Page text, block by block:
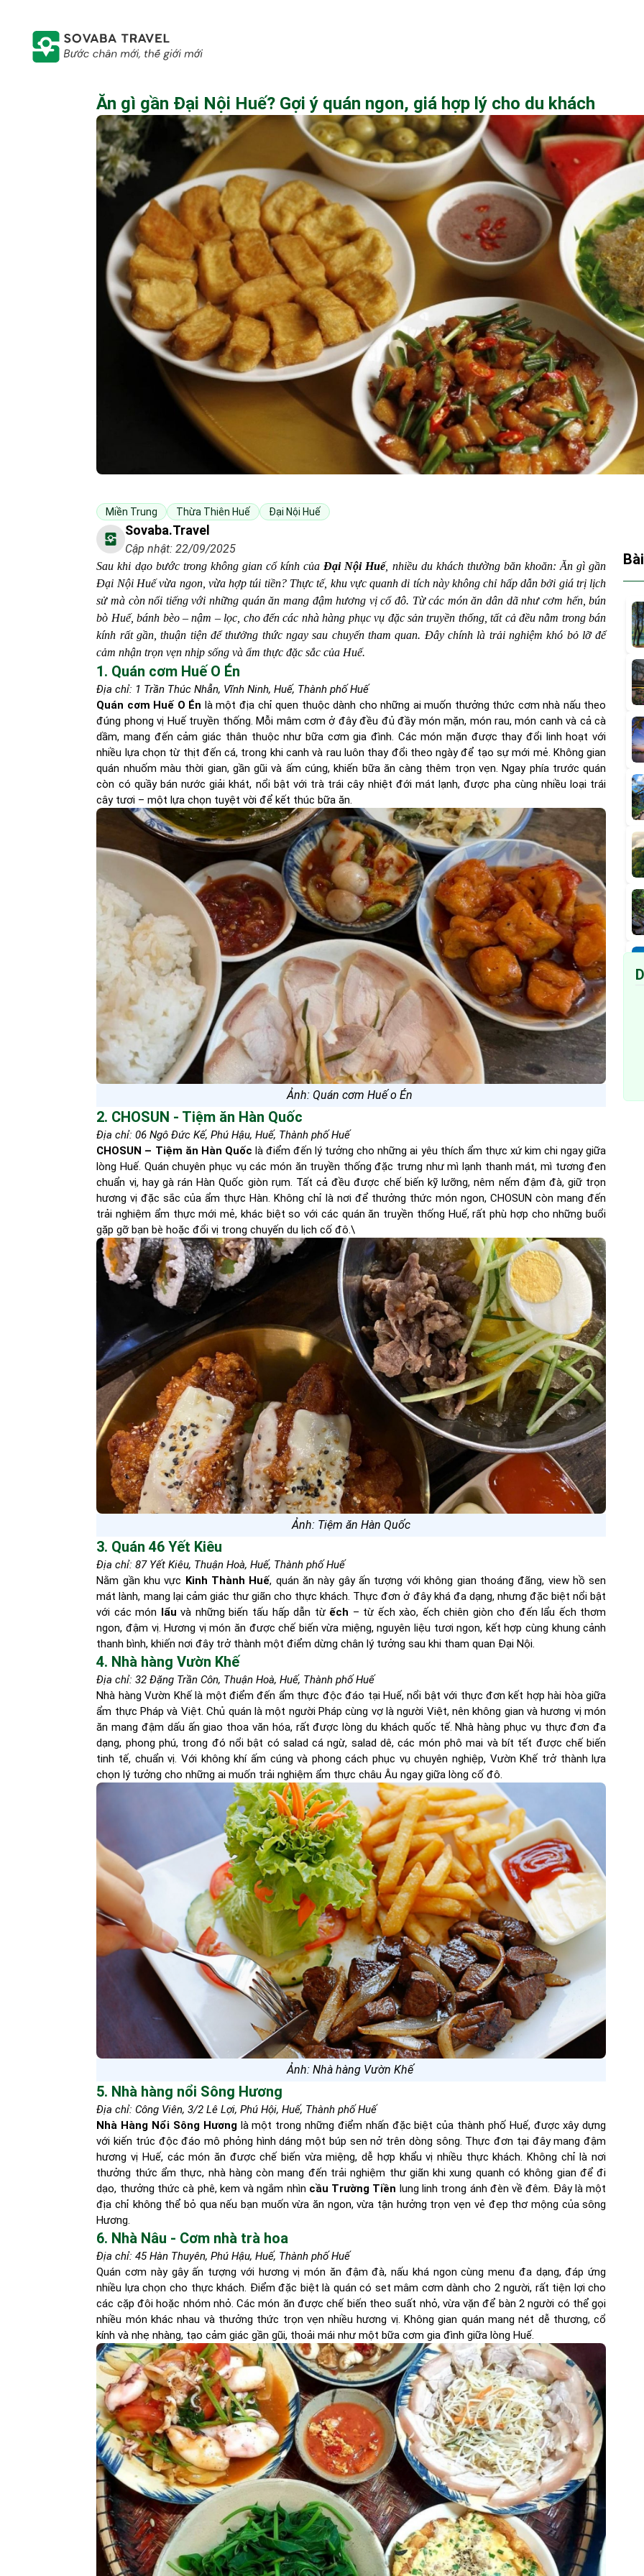
Ăn gì gần Đại Nội Huế? Gợi ý quán ngon, giá hợp lý cho du khách
Miền Trung Thừa Thiên Huế Đại Nội Huế
Sovaba.travel
Cập nhật: 22/09/2025
Sau khi dạo bước trong không gian cổ kính củaĐại Nội Huế, nhiều du khách thường băn khoăn:Ăn gì gần
Đại Nội Huế vừa ngon, vừa hợp túi tiền?Thực tế, khu vực quanh di tích này không chỉ hấp dẫn bởi giá trị lịch
sử mà còn nổi tiếng với những quán ăn mang đậm hương vị cố đô. Từ các món ăn dân dã như cơm hến, bún
bò Huế, bánh bèo – nậm – lọc, cho đến các nhà hàng phục vụ đặc sản truyền thống, tất cả đều nằm trong bán
kính rất gần, thuận tiện để thưởng thức ngay sau chuyến tham quan. Đây chính là trải nghiệm khó bỏ lỡ để
cảm nhận trọn vẹn nhịp sống và ẩm thực đặc sắc của Huế.
1. Quán cơm Huế O Én
Địa chỉ: 1 Trần Thúc Nhẫn, Vĩnh Ninh, Huế, Thành phố Huế
Quán cơm Huế O Én là một địa chỉ quen thuộc dành cho những ai muốn thưởng thức cơm nhà nấu theo
đúng phong vị Huế truyền thống. Mỗi mâm cơm ở đây đều đủ đầy món mặn, món rau, món canh và cả cà
dầm, mang đến cảm giác thân thuộc như bữa cơm gia đình. Các món mặn được thay đổi linh hoạt với
nhiều lựa chọn từ thịt đến cá, trong khi canh và rau luôn thay đổi theo ngày để tạo sự mới mẻ. Không gian
quán nhuốm màu thời gian, gần gũi và ấm cúng, khiến bữa ăn càng thêm trọn vẹn. Ngay phía trước quán
còn có quầy bán nước giải khát, nổi bật với trà trái cây nhiệt đới mát lạnh, được pha cùng nhiều loại trái
cây tươi – một lựa chọn tuyệt vời để kết thúc bữa ăn.
Ảnh: Quán cơm Huế o Én
2. CHOSUN - Tiệm ăn Hàn Quốc
Địa chỉ: 06 Ngô Đức Kế, Phú Hậu, Huế, Thành phố Huế
CHOSUN – Tiệm ăn Hàn Quốc là điểm đến lý tưởng cho những ai yêu thích ẩm thực xứ kim chi ngay giữa
lòng Huế. Quán chuyên phục vụ các món ăn truyền thống đặc trưng như mì lạnh thanh mát, mì tương đen
chuẩn vị, hay gà rán Hàn Quốc giòn rụm. Tất cả đều được chế biến kỹ lưỡng, nêm nếm đậm đà, giữ trọn
hương vị đặc sắc của ẩm thực Hàn. Không chỉ là nơi để thưởng thức món ngon, CHOSUN còn mang đến
trải nghiệm ẩm thực mới mẻ, khác biệt so với các quán ăn truyền thống Huế, rất phù hợp cho những buổi
gặp gỡ bạn bè hoặc đổi vị trong chuyến du lịch cố đô.\
Ảnh: Tiệm ăn Hàn Quốc
3. Quán 46 Yết Kiêu
Địa chỉ: 87 Yết Kiêu, Thuận Hoà, Huế, Thành phố Huế
Nằm gần khu vực Kinh Thành Huế, quán ăn này gây ấn tượng với không gian thoáng đãng, view hồ sen
mát lành, mang lại cảm giác thư giãn cho thực khách. Thực đơn ở đây khá đa dạng, nhưng đặc biệt nổi bật
với các món lẩu và những biến tấu hấp dẫn từ ếch – từ ếch xào, ếch chiên giòn cho đến lẩu ếch thơm
ngon, đậm vị. Hương vị món ăn được chế biến vừa miệng, nguyên liệu tươi ngon, kết hợp cùng khung cảnh
thanh bình, khiến nơi đây trở thành một điểm dừng chân lý tưởng sau khi tham quan Đại Nội.
4. Nhà hàng Vườn Khế
Địa chỉ: 32 Đặng Trần Côn, Thuận Hoà, Huế, Thành phố Huế
Nhà hàng Vườn Khế là một điểm đến ẩm thực độc đáo tại Huế, nổi bật với thực đơn kết hợp hài hòa giữa
ẩm thực Pháp và Việt. Chủ quán là một người Pháp cùng vợ là người Việt, nên không gian và hương vị món
ăn mang đậm dấu ấn giao thoa văn hóa, rất được lòng du khách quốc tế. Nhà hàng phục vụ thực đơn đa
dạng, phong phú, trong đó nổi bật có salad cá ngừ, salad dê, các món phô mai và bít tết được chế biến
tinh tế, chuẩn vị. Với không khí ấm cúng và phong cách phục vụ chuyên nghiệp, Vườn Khế trở thành lựa
chọn lý tưởng cho những ai muốn trải nghiệm ẩm thực châu Âu ngay giữa lòng cố đô.
Ảnh: Nhà hàng Vườn Khế
5. Nhà hàng nổi Sông Hương
Địa chỉ: Công Viên, 3/2 Lê Lợi, Phú Hội, Huế, Thành phố Huế
Nhà Hàng Nổi Sông Hươnglà một trong những điểm nhấn đặc biệt của thành phố Huế, được xây dựng
với kiến trúc độc đáo mô phỏng hình dáng một búp sen nở trên dòng sông. Thực đơn tại đây mang đậm
hương vị Huế, các món ăn được chế biến vừa miệng, dễ hợp khẩu vị nhiều thực khách. Không chỉ là nơi
thưởng thức ẩm thực, nhà hàng còn mang đến trải nghiệm thư giãn khi xung quanh có không gian để đi
dạo, thưởng thức cà phê, kem và ngắm nhìn cầu Trường Tiền lung linh trong ánh đèn về đêm. Đây là một
địa chỉ không thể bỏ qua nếu bạn muốn vừa ăn ngon, vừa tận hưởng trọn vẹn vẻ đẹp thơ mộng của sông
Hương.
6. Nhà Nâu - Cơm nhà trà hoa
Địa chỉ: 45 Hàn Thuyên, Phú Hậu, Huế, Thành phố Huế
Quán cơm này gây ấn tượng với hương vị món ăn đậm đà, nấu khá ngon cùng menu đa dạng, đáp ứng
nhiều lựa chọn cho thực khách. Điểm đặc biệt là quán có set mâm cơm dành cho 2 người, rất tiện lợi cho
các cặp đôi hoặc nhóm nhỏ. Các món ăn được chế biến theo suất nhỏ, vừa vặn để bàn 2 người có thể gọi
nhiều món khác nhau và thưởng thức trọn vẹn nhiều hương vị. Không gian quán mang nét dễ thương, cổ
kính và nhẹ nhàng, tạo cảm giác gần gũi, thoải mái như một bữa cơm gia đình giữa lòng Huế.